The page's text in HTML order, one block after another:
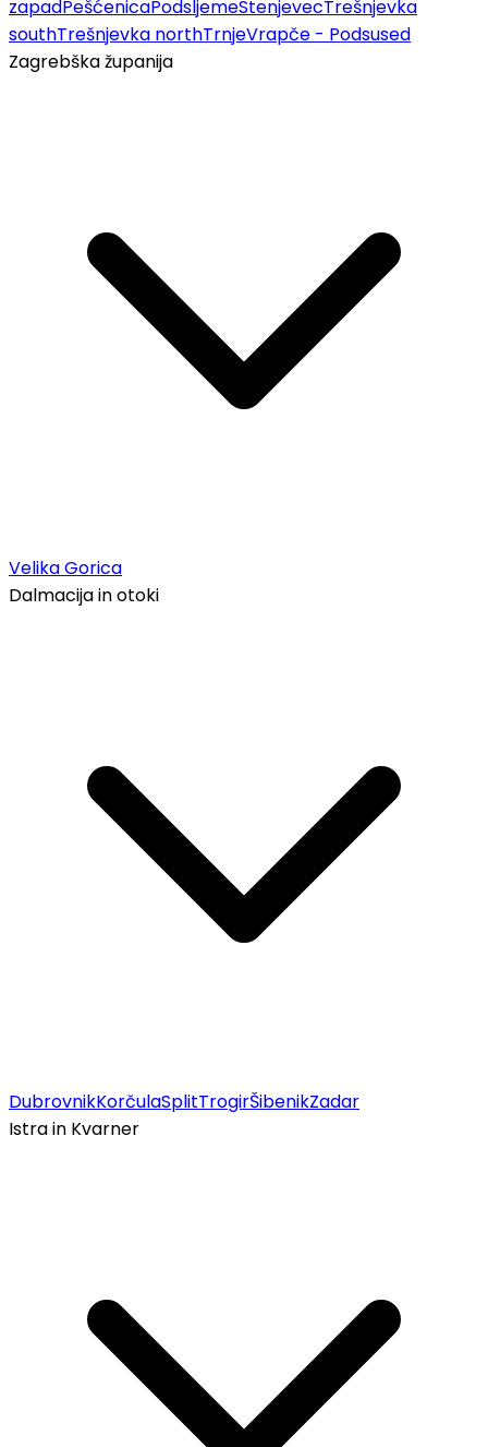
zapadPešćenicaPodsljemeStenjevecTrešnjevka
southTrešnjevka northTrnjeVrapče - Podsused
Zagrebška županija
Velika Gorica
Dalmacija in otoki
DubrovnikKorčulaSplitTrogirŠibenikZadar
Istra in Kvarner